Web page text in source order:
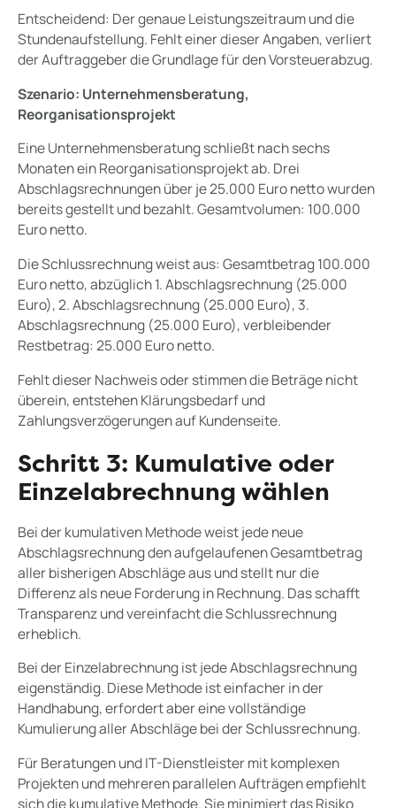
Entscheidend: Der genaue Leistungszeitraum und die
Stundenaufstellung. Fehlt einer dieser Angaben, verliert
der Auftraggeber die Grundlage für den Vorsteuerabzug.
Szenario: Unternehmensberatung,
Reorganisationsprojekt
Eine Unternehmensberatung schließt nach sechs
Monaten ein Reorganisationsprojekt ab. Drei
Abschlagsrechnungen über je 25.000 Euro netto wurden
bereits gestellt und bezahlt. Gesamtvolumen: 100.000
Euro netto.
Die Schlussrechnung weist aus: Gesamtbetrag 100.000
Euro netto, abzüglich 1. Abschlagsrechnung (25.000
Euro), 2. Abschlagsrechnung (25.000 Euro), 3.
Abschlagsrechnung (25.000 Euro), verbleibender
Restbetrag: 25.000 Euro netto.
Fehlt dieser Nachweis oder stimmen die Beträge nicht
überein, entstehen Klärungsbedarf und
Zahlungsverzögerungen auf Kundenseite.
Schritt 3: Kumulative oder
Einzelabrechnung wählen
Bei der kumulativen Methode weist jede neue
Abschlagsrechnung den aufgelaufenen Gesamtbetrag
aller bisherigen Abschläge aus und stellt nur die
Differenz als neue Forderung in Rechnung. Das schafft
Transparenz und vereinfacht die Schlussrechnung
erheblich.
Bei der Einzelabrechnung ist jede Abschlagsrechnung
eigenständig. Diese Methode ist einfacher in der
Handhabung, erfordert aber eine vollständige
Kumulierung aller Abschläge bei der Schlussrechnung.
Für Beratungen und IT-Dienstleister mit komplexen
Projekten und mehreren parallelen Aufträgen empfiehlt
sich die kumulative Methode. Sie minimiert das Risiko